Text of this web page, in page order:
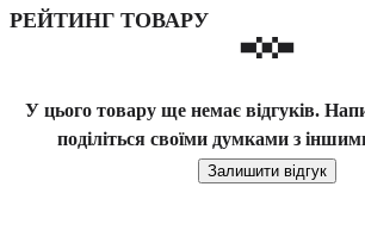
РЕЙТИНГ ТОВАРУ
У цього товару ще немає відгуків.
поділіться своїми думками з
Залишити відгук